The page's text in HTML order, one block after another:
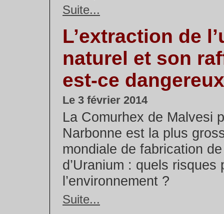
Suite...
L’extraction de
naturel et son
est-ce
Le 3 février 2014
La Comurhex de Malvesi
Narbonne est la plus
mondiale de fabrication
d’Uranium : quels risques
l’environnement ?
Suite...